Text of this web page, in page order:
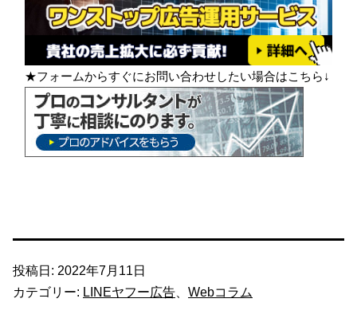
★フォームからすぐにお問い合わせしたい場合はこちら↓
投稿日: 2022年7月11日
カテゴリー: LINEヤフー広告 Webコラム